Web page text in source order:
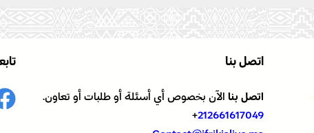
اتصل بنا
اتصل بنا الآن بخصوص أي أسئلة أو طلبات أو تعاون.
212661617049
+